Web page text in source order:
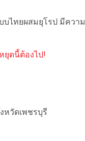
ไทยผสมยุโรป มีความ
ยุดนี้ต้องไป!
หวัดเพชรบุรี